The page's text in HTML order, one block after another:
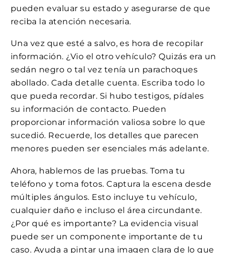
pueden evaluar su estado y asegurarse de que
reciba la atención necesaria.
Una vez que esté a salvo, es hora de recopilar
información. ¿Vio el otro vehículo? Quizás era un
sedán negro o tal vez tenía un parachoques
abollado. Cada detalle cuenta. Escriba todo lo
que pueda recordar. Si hubo testigos, pídales
su información de contacto. Pueden
proporcionar información valiosa sobre lo que
sucedió. Recuerde, los detalles que parecen
menores pueden ser esenciales más adelante.
Ahora, hablemos de las pruebas. Toma tu
teléfono y toma fotos. Captura la escena desde
múltiples ángulos. Esto incluye tu vehículo,
cualquier daño e incluso el área circundante.
¿Por qué es importante? La evidencia visual
puede ser un componente importante de tu
caso. Ayuda a pintar una imagen clara de lo que